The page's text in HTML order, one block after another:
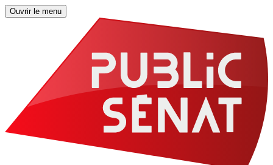
Ouvrir le menu